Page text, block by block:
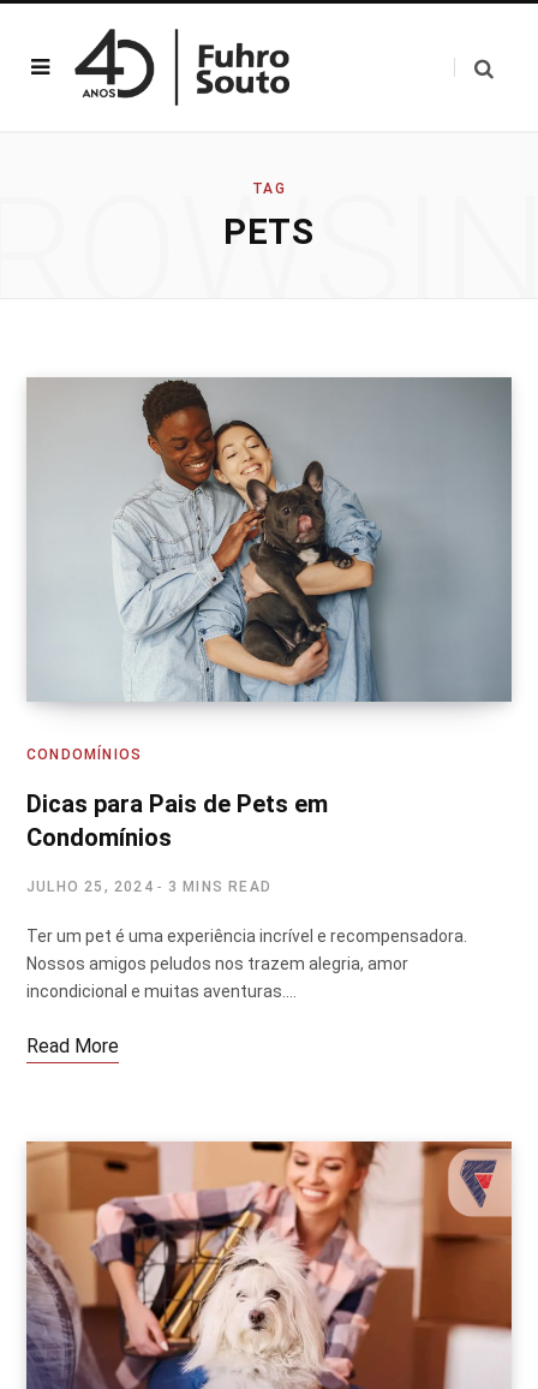
TAG
PETS
CONDOMÍNIOS
Dicas para Pais de Pets em
Condomínios
JULHO 25, 2024 3 MINS READ
Ter um pet é uma experiência incrível e recompensadora.
Nossos amigos peludos nos trazem alegria, amor
incondicional e muitas aventuras.…
Read More